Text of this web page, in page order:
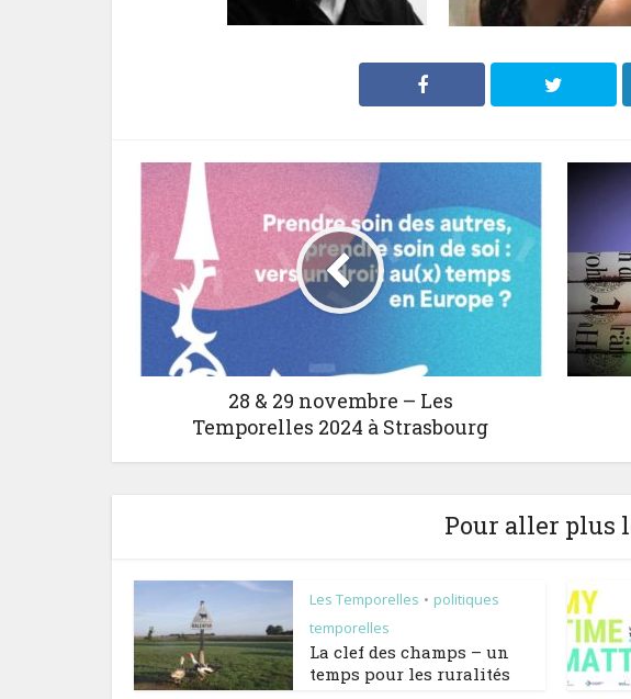
28 & 29 novembre – Les
Temporelles 2024 à Strasbourg
Pour aller plus
Les Temporelles • politiques
temporelles
La clef des champs – un
temps pour les ruralités